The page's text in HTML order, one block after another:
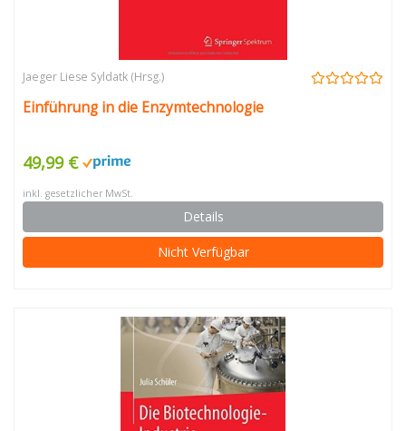
Jaeger Liese Syldatk (Hrsg.)
Einführung in die Enzymtechnologie
49,99 €
inkl. gesetzlicher MwSt.
Details
Nicht Verfügbar